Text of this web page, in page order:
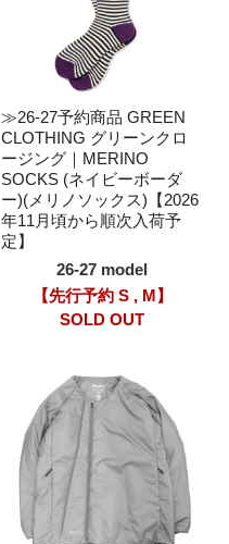
≫26-27予約商品 GREEN
CLOTHING グリーンクロ
ージング｜MERINO
SOCKS (ネイビーボーダ
ー)(メリノソックス)【2026
年11月頃から順次入荷予
定】
26-27 model
【先行予約 S , M】
SOLD OUT